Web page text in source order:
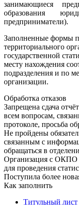
занимающиеся
образования
предприниматели).
Заполненные формы
территориального
государственной
месту нахождения
подразделения и по
организации.
Обработка отказов
Запрещена сдача
всем вопросам,
протоколе, просьба
Не пройдены
связанным с
обращаться в
Организация с ОКПО
для проведения
Поступила более
Как заполнить
Титульный лист